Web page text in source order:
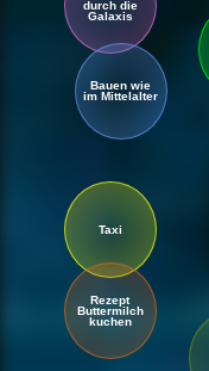
a Tango
durch die
Galaxis
Bauen wie
im Mittelalter
Taxi
Rezept
Buttermilch
kuchen